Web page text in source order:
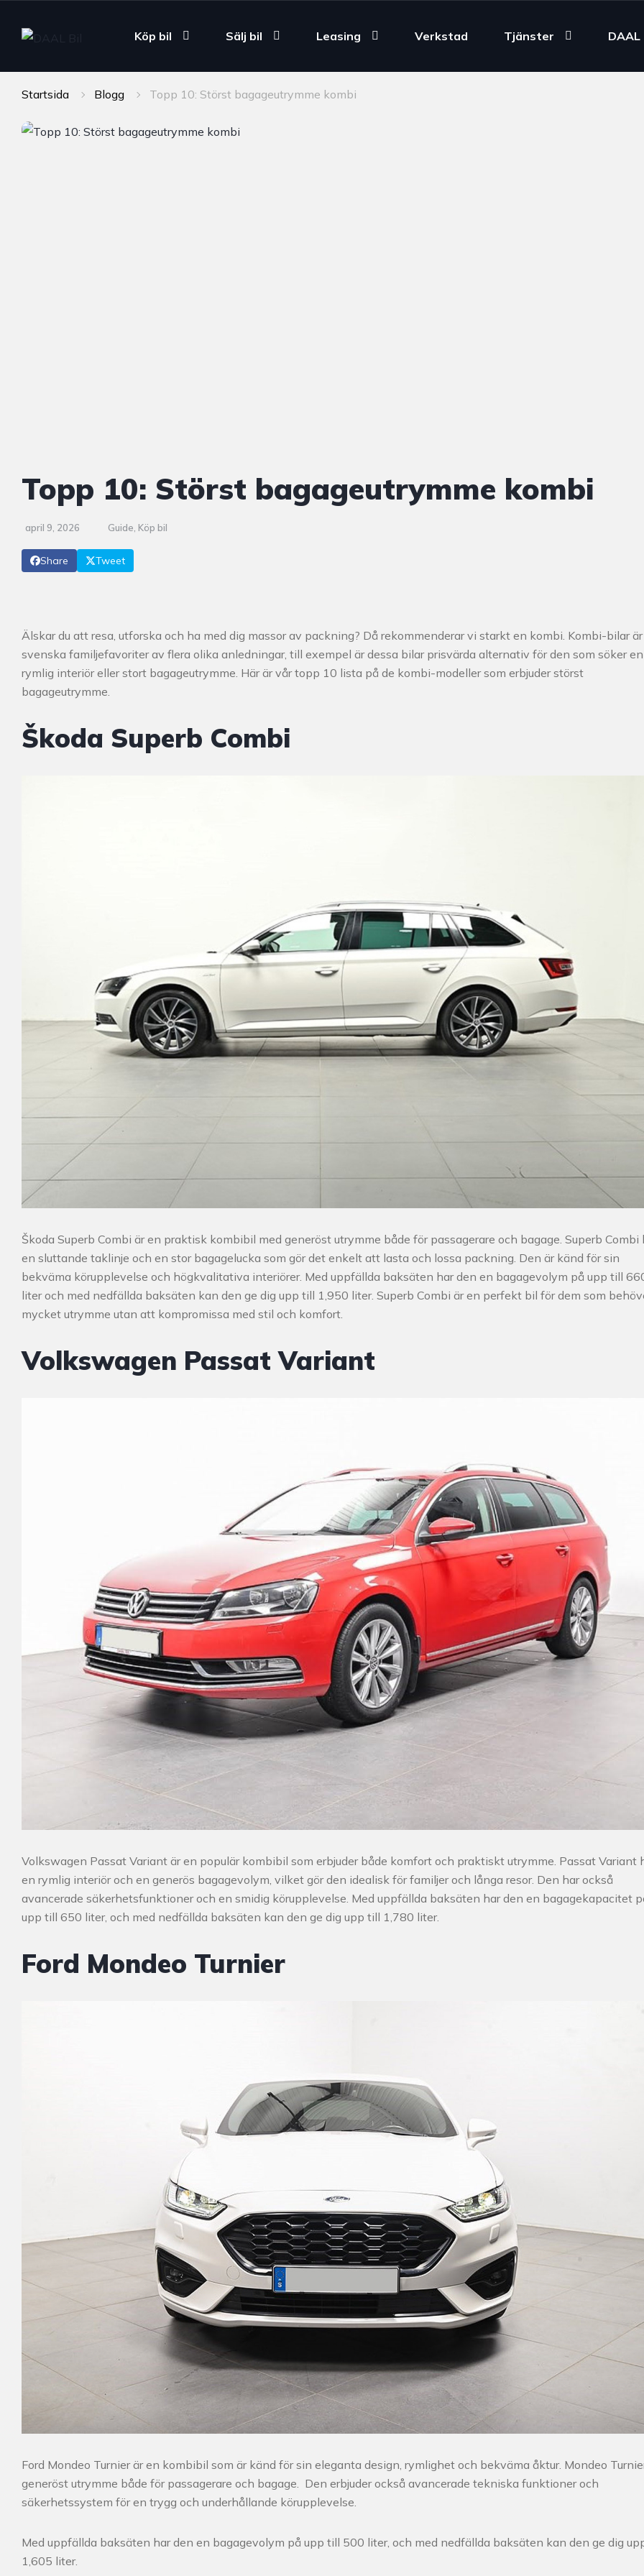
Köp bil Sälj bil Leasing Verkstad Tjänster DAAL
Startsida Blogg Topp 10: Störst bagageutrymme kombi
Topp 10: Störst bagageutrymme kombi
april 9, 2026 Guide Köp bil
Share Tweet
Älskar du att resa, utforska och ha med dig massor av packning? Då rekommenderar vi starkt en kombi. Kombi-bilar är
svenska familjefavoriter av flera olika anledningar, till exempel är dessa bilar prisvärda alternativ för den som söker en
rymlig interiör eller stort bagageutrymme. Här är vår topp 10 lista på de kombi-modeller som erbjuder störst
bagageutrymme.
Škoda Superb Combi
Škoda Superb Combi är en praktisk kombibil med generöst utrymme både för passagerare och bagage. Superb Combi
en sluttande taklinje och en stor bagagelucka som gör det enkelt att lasta och lossa packning. Den är känd för sin
bekväma körupplevelse och högkvalitativa interiörer. Med uppfällda baksäten har den en bagagevolym på upp till
liter och med nedfällda baksäten kan den ge dig upp till 1,950 liter. Superb Combi är en perfekt bil för dem som
mycket utrymme utan att kompromissa med stil och komfort.
Volkswagen Passat Variant
Volkswagen Passat Variant är en populär kombibil som erbjuder både komfort och praktiskt utrymme. Passat Variant
en rymlig interiör och en generös bagagevolym, vilket gör den idealisk för familjer och långa resor. Den har också
avancerade säkerhetsfunktioner och en smidig körupplevelse. Med uppfällda baksäten har den en bagagekapacitet
upp till 650 liter, och med nedfällda baksäten kan den ge dig upp till 1,780 liter.
Ford Mondeo Turnier
Ford Mondeo Turnier är en kombibil som är känd för sin eleganta design, rymlighet och bekväma åktur. Mondeo
generöst utrymme både för passagerare och bagage. Den erbjuder också avancerade tekniska funktioner och
säkerhetssystem för en trygg och underhållande körupplevelse.
Med uppfällda baksäten har den en bagagevolym på upp till 500 liter, och med nedfällda baksäten kan den ge dig
1,605 liter.